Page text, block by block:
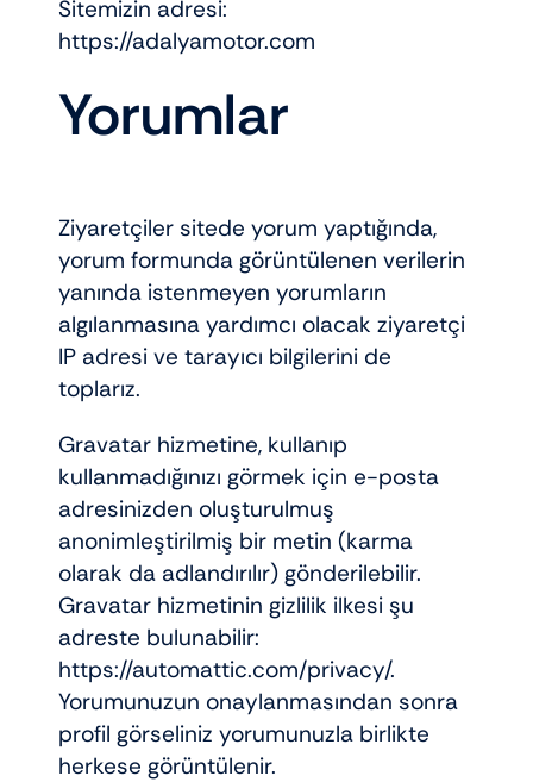
Elektrikli araçlar
Scooter motorlar
Chopper ve cross
Racing motorlar
Sitemizin adresi:
https://adalyamotor.com
Yorumlar
Ziyaretçiler sitede yorum yaptığında,
yorum formunda görüntülenen verilerin
yanında istenmeyen yorumların
algılanmasına yardımcı olacak ziyaretçi
IP adresi ve tarayıcı bilgilerini de
toplarız.
Gravatar hizmetine, kullanıp
kullanmadığınızı görmek için e-posta
adresinizden oluşturulmuş
anonimleştirilmiş bir metin (karma
olarak da adlandırılır) gönderilebilir.
Gravatar hizmetinin gizlilik ilkesi şu
adreste bulunabilir:
https://automattic.com/privacy/.
Yorumunuzun onaylanmasından sonra
profil görseliniz yorumunuzla birlikte
herkese görüntülenir.